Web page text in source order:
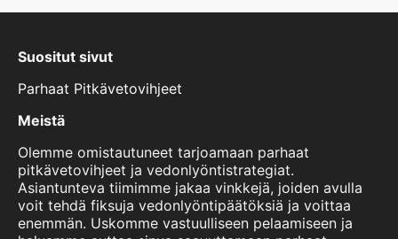
Suositut sivut
Parhaat Pitkävetovihjeet
Meistä
Olemme omistautuneet tarjoamaan parhaat
pitkävetovihjeet ja vedonlyöntistrategiat.
Asiantunteva tiimimme jakaa vinkkejä, joiden avulla
voit tehdä fiksuja vedonlyöntipäätöksiä ja voittaa
enemmän. Uskomme vastuulliseen pelaamiseen ja